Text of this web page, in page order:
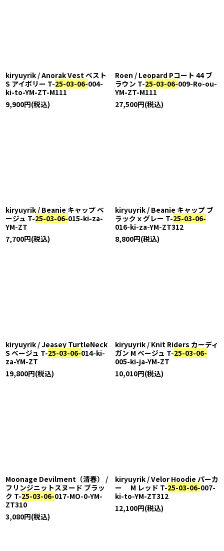
kiryuyrik / Anorak Vest ベスト
S アイボリー T-25-03-06-004-
ki-to-YM-ZT-M111
9,900円(税込)
Roen / Leopard Pコート 44 ブ
ラウン T-25-03-06-009-Ro-ou-
YM-ZT-M111
27,500円(税込)
kiryuyrik / Beanie キャップ ベ
ージュ T-25-03-06-015-ki-za-
YM-ZT
7,700円(税込)
kiryuyrik / Beanie キャップ ブ
ラックｘグレー T-25-03-06-
016-ki-za-YM-ZT312
8,800円(税込)
kiryuyrik / Jeasey TurtleNeck
S ベージュ T-25-03-06-014-ki-
za-YM-ZT
19,800円(税込)
kiryuyrik / Knit Riders カーディ
ガン M ベージュ T-25-03-06-
005-ki-ja-YM-ZT
10,010円(税込)
Moonage Devilment（清春） /
フリンジニットスヌード ブラッ
ク T-25-03-06-017-MO-0-YM-
ZT310
3,080円(税込)
kiryuyrik / Velor Hoodie パーカ
ー M レッド T-25-03-06-007-
ki-to-YM-ZT312
12,100円(税込)